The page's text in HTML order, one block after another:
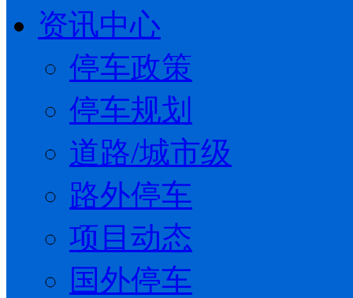
资讯中心
停车政策
停车规划
道路/城市级
路外停车
项目动态
国外停车